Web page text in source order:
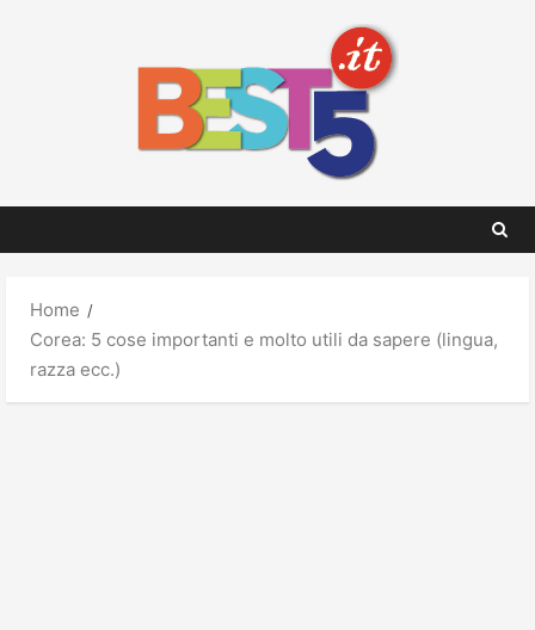
Home
Corea: 5 cose importanti e molto utili da sapere (lingua,
razza ecc.)